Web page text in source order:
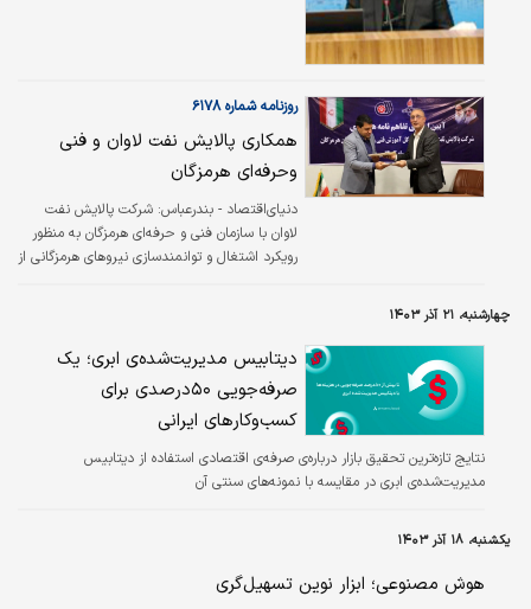
روزنامه شماره ۶۱۷۸
همکاری پالایش نفت لاوان و فنی
وحرفه‌ای هرمزگان
دنیای‌اقتصاد - بندرعباس: شرکت پالایش نفت
لاوان با سازمان فنی و حرفه‌‌‌ای هرمزگان به منظور
رویکرد اشتغال و توانمندسازی نیروهای هرمزگانی از
چهارشنبه، ۲۱ آذر ۱۴۰۳
دیتابیس مدیریت‌شده‌ی ابری؛ یک
صرفه‌جویی ۵۰درصدی برای
کسب‌وکارهای ایرانی
نتایج تازه‌ترین تحقیق بازار درباره‌ی صرفه‌ی اقتصادی استفاده از دیتابیس
مدیریت‌شده‌ی ابری در مقایسه با نمونه‌های سنتی آن
یکشنبه، ۱۸ آذر ۱۴۰۳
هوش مصنوعی؛ ابزار نوین تسهیل‌گری